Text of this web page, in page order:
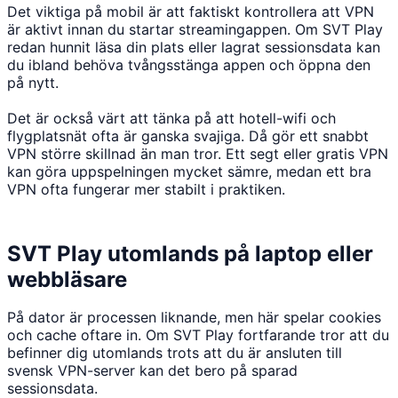
Det viktiga på mobil är att faktiskt kontrollera att VPN
är aktivt innan du startar streamingappen. Om SVT Play
redan hunnit läsa din plats eller lagrat sessionsdata kan
du ibland behöva tvångsstänga appen och öppna den
på nytt.
Det är också värt att tänka på att hotell-wifi och
flygplatsnät ofta är ganska svajiga. Då gör ett snabbt
VPN större skillnad än man tror. Ett segt eller gratis VPN
kan göra uppspelningen mycket sämre, medan ett bra
VPN ofta fungerar mer stabilt i praktiken.
SVT Play utomlands på laptop eller
webbläsare
På dator är processen liknande, men här spelar cookies
och cache oftare in. Om SVT Play fortfarande tror att du
befinner dig utomlands trots att du är ansluten till
svensk VPN-server kan det bero på sparad
sessionsdata.